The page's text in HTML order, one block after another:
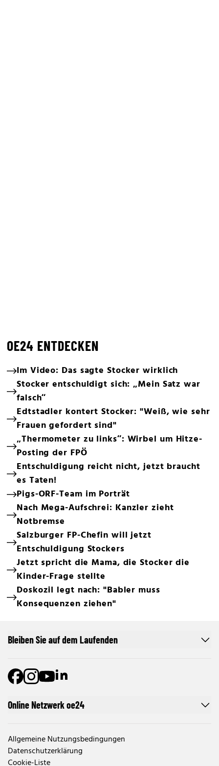
OE24 ENTDECKEN
Im Video: Das sagte Stocker wirklich
Stocker entschuldigt sich: „Mein Satz war
falsch“
Edtstadler kontert Stocker: "Weiß, wie sehr
Frauen gefordert sind"
„Thermometer zu links“: Wirbel um Hitze-
Posting der FPÖ
Entschuldigung reicht nicht, jetzt braucht
es Taten!
Pigs-ORF-Team im Porträt
Nach Mega-Aufschrei: Kanzler zieht
Notbremse
Salzburger FP-Chefin will jetzt
Entschuldigung Stockers
Jetzt spricht die Mama, die Stocker die
Kinder-Frage stellte
Doskozil legt nach: "Babler muss
Konsequenzen ziehen"
Online Netzwerk oe24
Allgemeine Nutzungsbedingungen
Datenschutzerklärung
Cookie-Liste
Bleiben Sie auf dem Laufenden